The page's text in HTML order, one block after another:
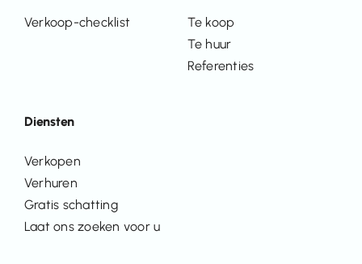
Diensten
Verkopen
Verhuren
Gratis schatting
Laat ons zoeken voor u
Te koop
Te huur
Referenties
Verkoop-checklist